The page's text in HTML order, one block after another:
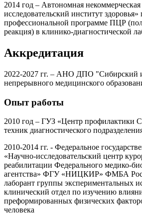
2014 год – Автономная
исследовательский институт
профессиональной программе ПЦР
реакция) в клинико-диагностической
Аккредитация
2022-2027 гг. – АНО ДПО "Сибирский
непрерывного медицинского
Опыт работы
2010 год – ГУЗ «Центр
техник диагностического
2010-2014 гг. - Федеральное
«Научно-исследовательский центр
реабилитации Федерального медико-
агентства» ФГУ «НИЦКИР» ФМБА
лаборант группы экспериментальных
клинический отдел по изучению
преформированных физических
человека